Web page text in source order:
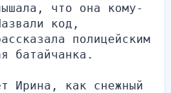
что она кому-
код,
полицейским
батайчанка.
Ирина, как снежный